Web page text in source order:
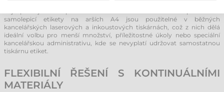
samolepicí etikety na arších A4 jsou použitelné v běžných
kancelářských laserových a inkoustových tiskárnách, což z nich dělá
ideální volbu pro menší množství, příležitostné úkoly nebo speciální
kancelářskou administrativu, kde se nevyplatí udržovat samostatnou
tiskárnu etiket.
FLEXIBILNÍ ŘEŠENÍ S KONTINUÁLNÍMI
MATERIÁLY